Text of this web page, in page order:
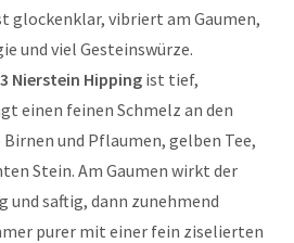
glockenklar, vibriert am Gaumen,
und viel Gesteinswürze.
Nierstein Hipping ist tief,
einen feinen Schmelz an den
und Pflaumen, gelben Tee,
Stein. Am Gaumen wirkt der
und saftig, dann zunehmend
purer mit einer fein ziselierten